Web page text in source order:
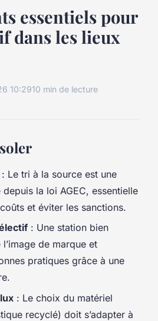
essentiels pour
dans les lieux
10:2910 min de lecture
: Le tri à la source est une
la loi AGEC, essentielle
et éviter les sanctions.
: Une station bien
de marque et
pratiques grâce à une
: Le choix du matériel
recyclé) doit s’adapter à